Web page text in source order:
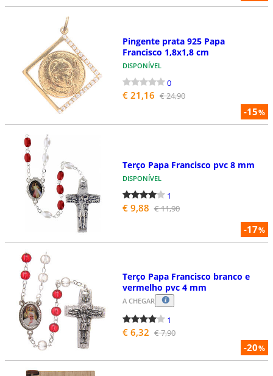
-15%
Pingente prata 925 Papa
Francisco 1,8x1,8 cm
DISPONÍVEL
0
€ 21,16 € 24,90
-17%
Terço Papa Francisco pvc 8 mm
DISPONÍVEL
1
€ 9,88 € 11,90
-20%
Terço Papa Francisco branco e
vermelho pvc 4 mm
A CHEGAR
1
€ 6,32 € 7,90